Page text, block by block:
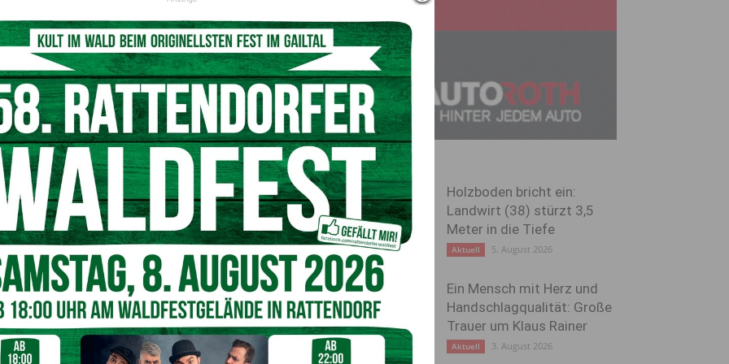
einen Warnstreik angesetzt.Für den Bahnbetrieb
Zugverkehr eingestellt wird. Auch der
ist betroffen. Hier wird es bereits ab
bei den Nightjet- und EuroNight-Verbindungen
Fahrten zu verschieben bzw. alternative
Sonntagnacht zu Zugausfällen kommen.“Zum
auch keine Züge in den Streikzeitraum „hinein“
Klagenfurt Hbf – Villach Hbf (ab Klagenfurt Hbf
Hbf 23:50 Uhr), Villach Hbf – Hermagor (ab Villach Hbf
22:56 Uhr) und Rosenbach – Villach Hbf (ab
Holzboden bricht ein:
Landwirt (38) stürzt 3,5
Meter in die Tiefe
Aktuell 5. August 2026
Ein Mensch mit Herz und
Handschlagqualität: Große
Trauer um Klaus Rainer
Aktuell 3. August 2026